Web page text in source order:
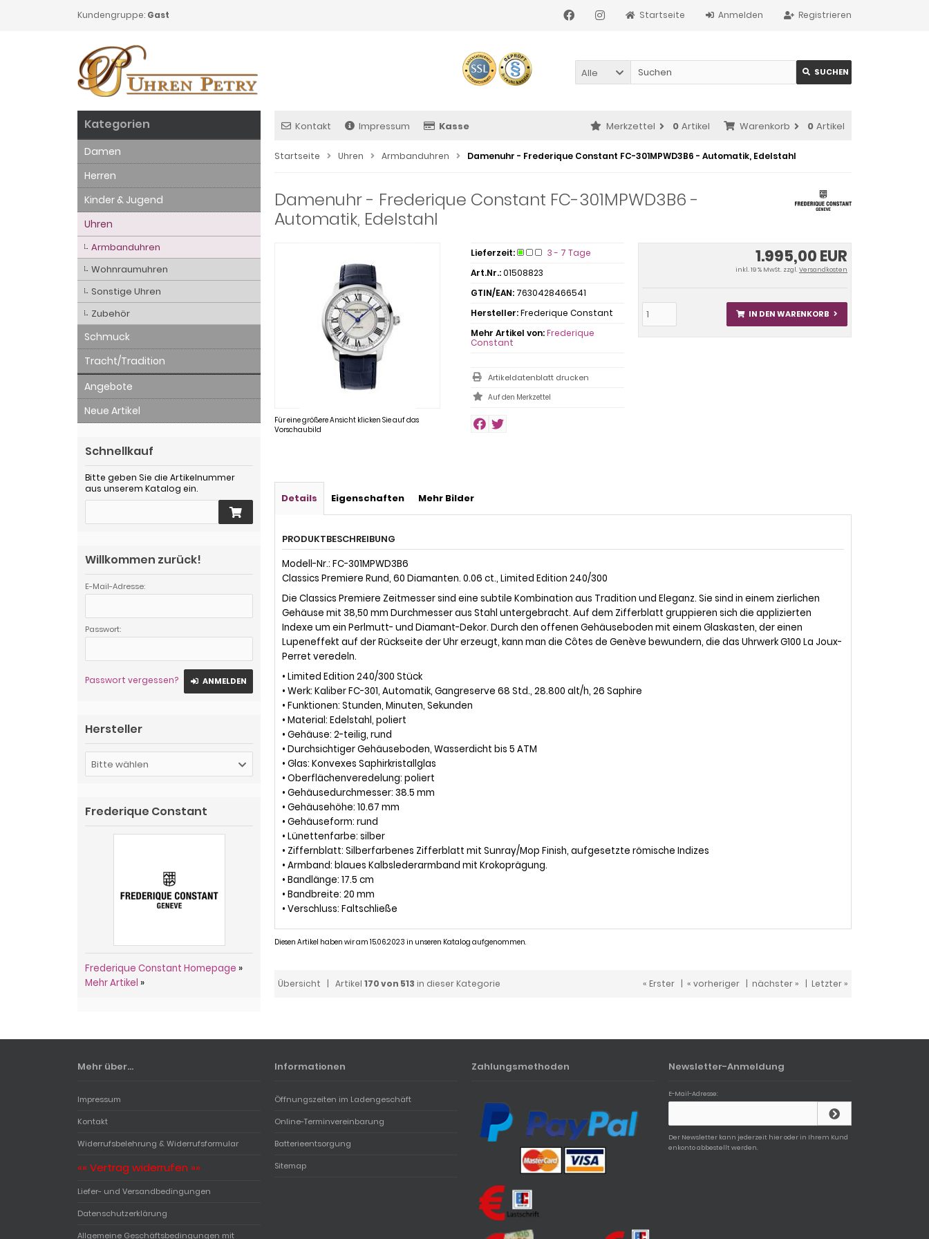
Kundengruppe: Gast Registrieren
Anmelden
Startseite
Alle SUCHEN
Kontakt Impressum Kasse Warenkorb 0 Artikel
Merkzettel 0 Artikel
Startseite Uhren Armbanduhren Damenuhr - Frederique Constant FC-301MPWD3B6 - Automatik, Edelstahl
Damenuhr - Frederique Constant FC-301MPWD3B6 -
Automatik, Edelstahl
Für eine größere Ansicht klicken Sie auf das
Vorschaubild
1.995,00 EUR
inkl. 19 % MwSt. zzgl.Versandkosten
IN DEN WARENKORB
Lieferzeit:
3 - 7 Tage
Art.Nr.:01508823
GTIN/EAN: 7630428466541
Hersteller:Frederique Constant
Mehr Artikel von:Frederique
Constant
Artikeldatenblatt drucken
Details Eigenschaften Mehr Bilder
PRODUKTBESCHREIBUNG
Modell-Nr.: FC-301MPWD3B6
Classics Premiere Rund, 60 Diamanten. 0.06 ct., Limited Edition 240/300
Die Classics Premiere Zeitmesser sind eine subtile Kombination aus Tradition und Eleganz. Sie sind in einem zierlichen
Gehäuse mit 38,50 mm Durchmesser aus Stahl untergebracht. Auf dem Zifferblatt gruppieren sich die applizierten
Indexe um ein Perlmutt- und Diamant-Dekor. Durch den offenen Gehäuseboden mit einem Glaskasten, der einen
Lupeneffekt auf der Rückseite der Uhr erzeugt, kann man die Côtes de Genève bewundern, die das Uhrwerk G100 La Joux-
Perret veredeln.
• Limited Edition 240/300 Stück
• Werk: Kaliber FC-301, Automatik, Gangreserve 68 Std., 28.800 alt/h, 26 Saphire
• Funktionen: Stunden, Minuten, Sekunden
• Material: Edelstahl, poliert
• Gehäuse: 2-teilig, rund
• Durchsichtiger Gehäuseboden, Wasserdicht bis 5 ATM
• Glas: Konvexes Saphirkristallglas
• Oberflächenveredelung: poliert
• Gehäusedurchmesser: 38.5 mm
• Gehäusehöhe: 10.67 mm
• Gehäuseform: rund
• Lünettenfarbe: silber
• Ziffernblatt: Silberfarbenes Zifferblatt mit Sunray/Mop Finish, aufgesetzte römische Indizes
• Armband: blaues Kalbslederarmband mit Krokoprägung.
• Bandlänge: 17.5 cm
• Bandbreite: 20 mm
• Verschluss: Faltschließe
Diesen Artikel haben wir am 15.06.2023 in unseren Katalog aufgenommen.
Übersicht | Artikel 170 von 513 in dieser Kategorie « Erster | « vorheriger | nächster » | Letzter »
Kategorien
Damen
Herren
Kinder & Jugend
Uhren
Armbanduhren
Wohnraumuhren
Sonstige Uhren
Zubehör
Schmuck
Tracht/Tradition
Angebote
Neue Artikel
Schnellkauf
Bitte geben Sie die Artikelnummer
aus unserem Katalog ein.
Willkommen zurück!
E-Mail-Adresse:
Passwort:
Passwort vergessen? ANMELDEN
Hersteller
Bitte wählen
Frederique Constant
Frederique Constant Homepage »
Mehr Artikel »
Mehr über...
Impressum
Kontakt
Widerrufsbelehrung & Widerrufsformular
«« Vertrag widerrufen »»
Liefer- und Versandbedingungen
Datenschutzerklärung
Allgemeine Geschäftsbedingungen mit
Informationen
Öffnungszeiten im Ladengeschäft
Online-Terminvereinbarung
Batterieentsorgung
Sitemap
Zahlungsmethoden Newsletter-Anmeldung
E-Mail-Adresse:
Der Newsletter kann jederzeit hier oder in Ihrem Kund
enkonto abbestellt werden.